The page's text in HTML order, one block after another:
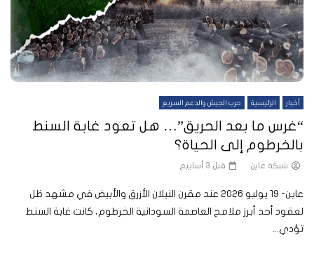
أخبار الرئيسية حرب الجيش والدعم السريع
“غرس ما بعد الحريق”… هل تعود غابة السنط
بالخرطوم إلى الحياة؟
شبكة عاين قبل 3 أسابيع
عاين- 19 يوليو 2026 عند مقرن النيلان الأزرق والأبيض في مشهد ظل
لعقود أحد أبرز ملامح العاصمة السودانية الخرطوم، كانت غابة السنط
تؤدي...